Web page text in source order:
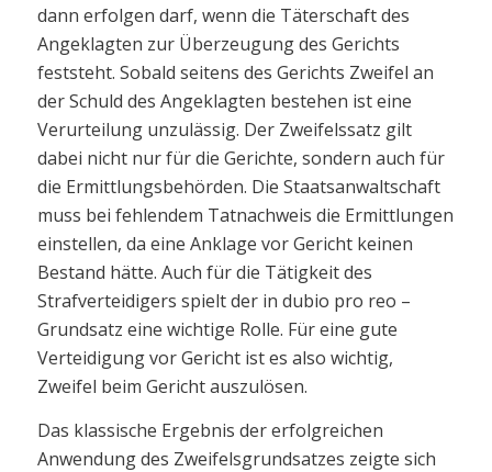
dann erfolgen darf, wenn die Täterschaft des
Angeklagten zur Überzeugung des Gerichts
feststeht. Sobald seitens des Gerichts Zweifel an
der Schuld des Angeklagten bestehen ist eine
Verurteilung unzulässig. Der Zweifelssatz gilt
dabei nicht nur für die Gerichte, sondern auch für
die Ermittlungsbehörden. Die Staatsanwaltschaft
muss bei fehlendem Tatnachweis die Ermittlungen
einstellen, da eine Anklage vor Gericht keinen
Bestand hätte. Auch für die Tätigkeit des
Strafverteidigers spielt der in dubio pro reo –
Grundsatz eine wichtige Rolle. Für eine gute
Verteidigung vor Gericht ist es also wichtig,
Zweifel beim Gericht auszulösen.
Das klassische Ergebnis der erfolgreichen
Anwendung des Zweifelsgrundsatzes zeigte sich